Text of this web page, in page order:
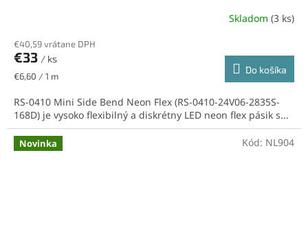
Skladom (3 ks)
€40,59 vrátane DPH
€33 / ks
Jednotková
€6,60 / 1 m
Do košíka
RS-0410 Mini Side Bend Neon Flex (RS-0410-24V06-2835S-
168D) je vysoko flexibilný a diskrétny LED neon flex pásik s...
Novinka Kód: NL904